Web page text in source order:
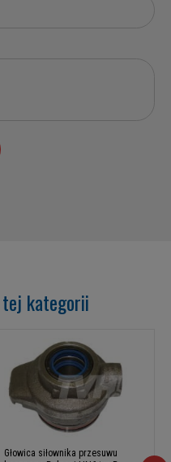
kategorii
Głowica siłownika przesuwu